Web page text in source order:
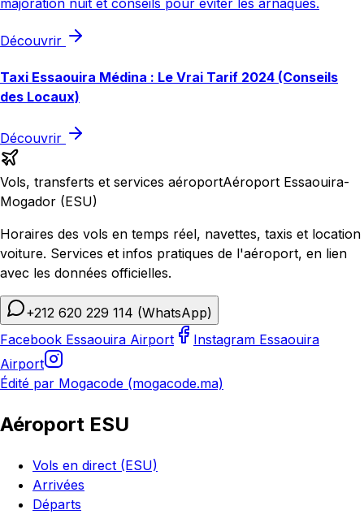
Découvrir
Taxi Essaouira Médina : Le Vrai Tarif 2024 (Conseils
des Locaux)
Découvrir
Vols, transferts et services aéroportAéroport Essaouira-
Mogador (ESU)
Horaires des vols en temps réel, navettes, taxis et location
voiture. Services et infos pratiques de l'aéroport, en lien
avec les données officielles.
+212 620 229 114 (WhatsApp)
Facebook Essaouira Airport
Instagram Essaouira
Airport
Édité par Mogacode (mogacode.ma)
Aéroport ESU
Vols en direct (ESU)
Arrivées
Départs